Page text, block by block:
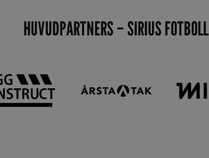
HUVUDPARTNERS – SIRIUS FOTBOLL